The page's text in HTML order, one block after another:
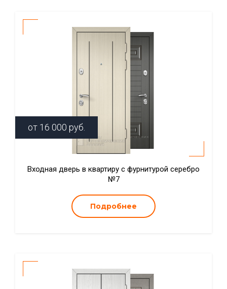
от 16 000 руб.
Входная дверь в квартиру с фурнитурой серебро
№7
Подробнее